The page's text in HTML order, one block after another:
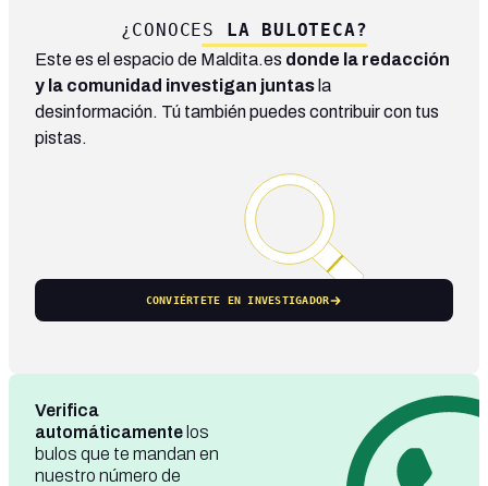
¿CONOCES LA BULOTECA?
Este es el espacio de Maldita.es donde la redacción
y la comunidad investigan juntas la
desinformación. Tú también puedes contribuir con tus
pistas.
CONVIÉRTETE EN INVESTIGADOR
Verifica
automáticamente los
bulos que te mandan en
nuestro número de